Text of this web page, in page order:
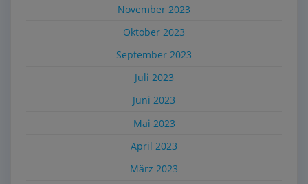
November 2023
Oktober 2023
September 2023
Juli 2023
Juni 2023
Mai 2023
April 2023
März 2023